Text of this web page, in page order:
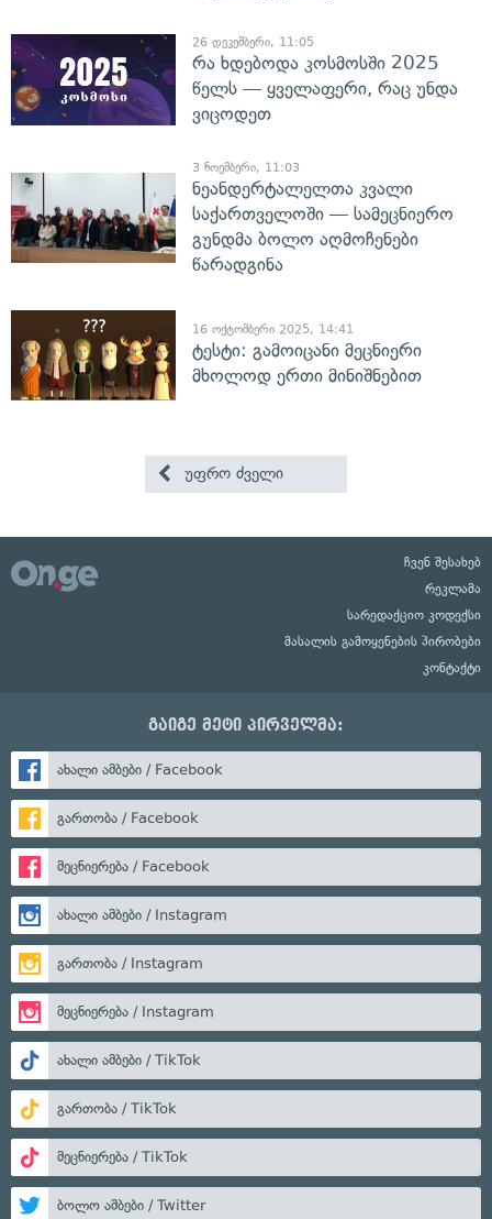
26 დეკემბერი, 11:05
რა ხდებოდა კოსმოსში 2025
წელს — ყველაფერი, რაც უნდა
ვიცოდეთ
3 ნოემბერი, 11:03
ნეანდერტალელთა კვალი
საქართველოში — სამეცნიერო
გუნდმა ბოლო აღმოჩენები
წარადგინა
16 ოქტომბერი 2025, 14:41
ტესტი: გამოიცანი მეცნიერი
მხოლოდ ერთი მინიშნებით
უფრო ძველი
ჩვენ შესახებ
რეკლამა
სარედაქციო კოდექსი
მასალის გამოყენების პირობები
კონტაქტი
გაიგე მეტი პირველმა:
ახალი ამბები / Facebook
გართობა / Facebook
მეცნიერება / Facebook
ახალი ამბები / Instagram
გართობა / Instagram
მეცნიერება / Instagram
ახალი ამბები / TikTok
გართობა / TikTok
მეცნიერება / TikTok
ბოლო ამბები / Twitter